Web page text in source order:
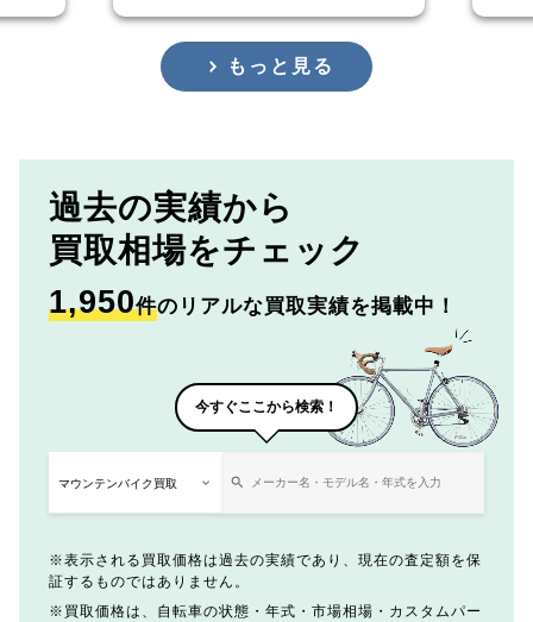
もっと見る
過去の実績から
買取相場をチェック
1,950件のリアルな買取実績を掲載中！
今すぐここから検索！
表示される買取価格は過去の実績であり、現在の査定額を保
証するものではありません。
買取価格は、自転車の状態・年式・市場相場・カスタムパー